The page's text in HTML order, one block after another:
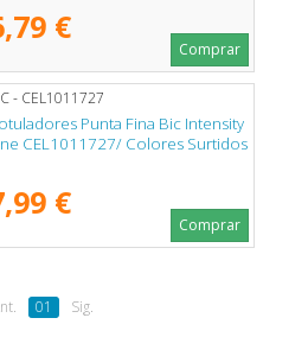
€
Comprar
- CEL1011727
Punta Fina Bic Intensity
CEL1011727/ Colores Surtidos
€
Comprar
01 Sig.